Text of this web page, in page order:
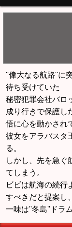
''偉大なる航路''に
待ち受けていた
秘密犯罪会社バロ
成り行きで保護し
悟に心を動かされ
彼女をアラバスタ
る。
しかし、先を急ぐ
てしまう。
ビビは航海の続行
すべきだと提案し、
一味は''冬島''ドラ